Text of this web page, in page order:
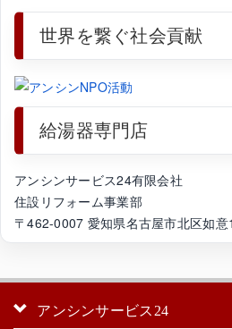
世界を繋ぐ社会貢献
給湯器専門店
アンシンサービス24有限会社
住設リフォーム事業部
〒462-0007 愛知県名古屋市北区如
アンシンサービス24